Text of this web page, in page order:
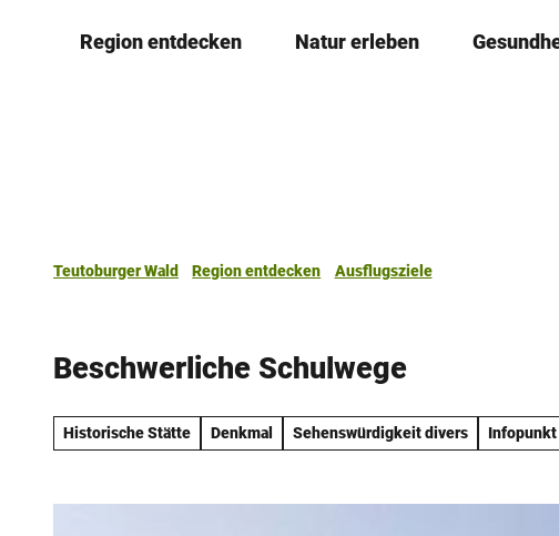
Region entdecken Natur erleben
Teutoburger Wald Region entdecken
Ausflugsziele
Beschwerliche Schulwege
Historische Stätte Denkmal Sehenswürdigkeit divers Infopunkt